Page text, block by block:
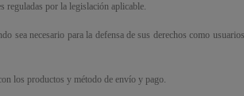
reguladas por la legislación aplicable.
sea necesario para la defensa de sus derechos como
los productos y método de envío y pago.